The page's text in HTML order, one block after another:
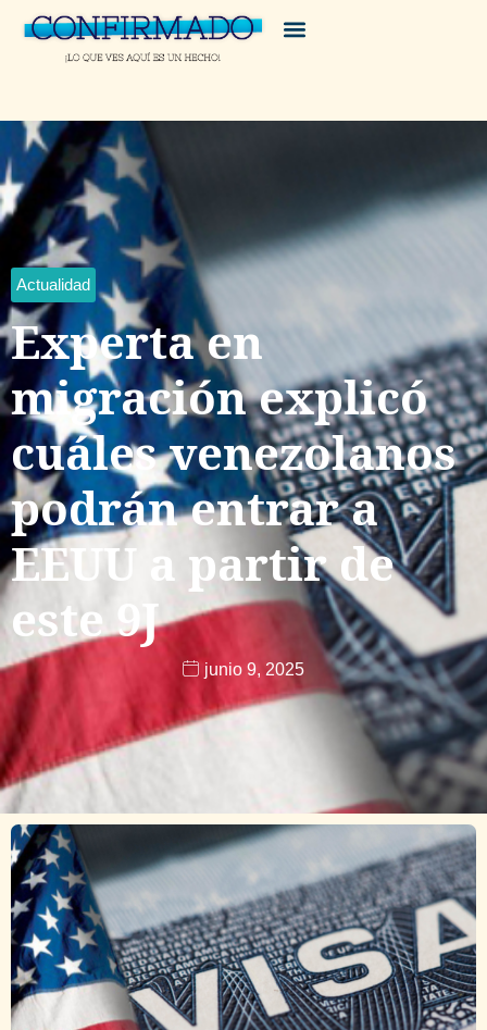
Actualidad
Experta en
migración explicó
cuáles venezolanos
podrán entrar a
EEUU a partir de
este 9J
junio 9, 2025